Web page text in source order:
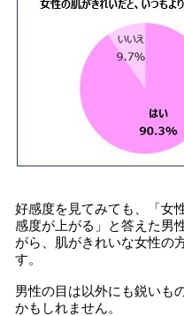
好感度を見てみても、「女
感度が上がる」と答えた男
がら、肌がきれいな女性の
す。
男性の目は以外にも鋭いも
かもしれません。